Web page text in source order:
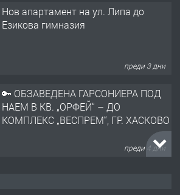
Нов апартамент на ул. Липа до
Езикова гимназия
преди 3 дни
🔑 ОБЗАВЕДЕНА ГАРСОНИЕРА ПОД
НАЕМ В КВ. „ОРФЕЙ“ – ДО
КОМПЛЕКС „ВЕСПРЕМ“, ГР. ХАСКОВО
преди 4 дни